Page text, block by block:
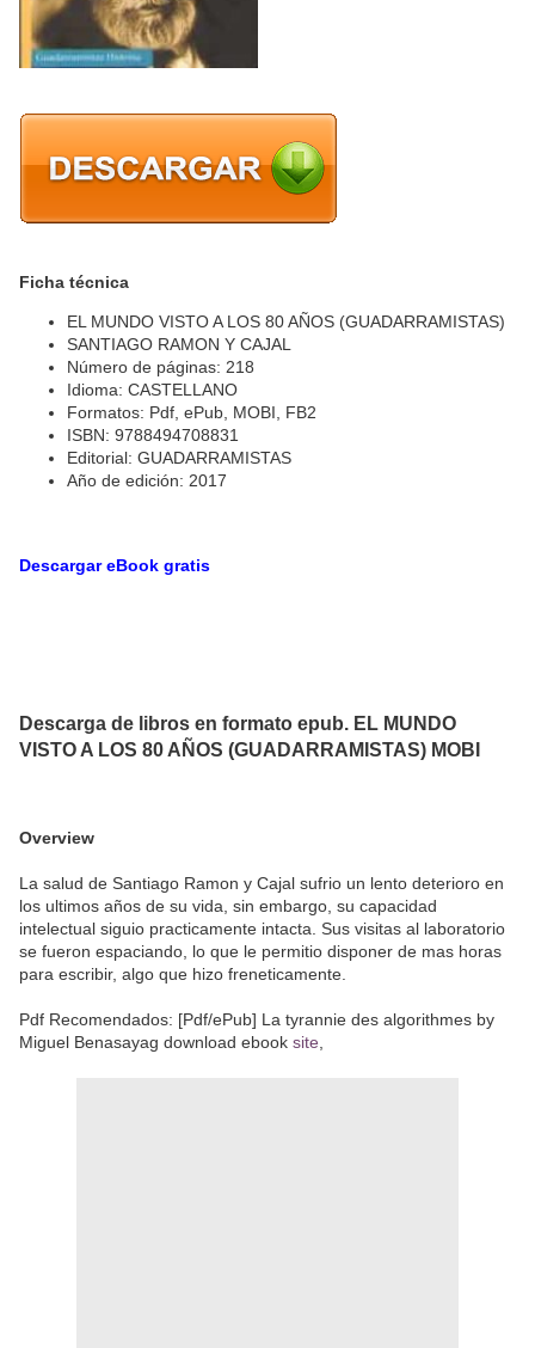
Ficha técnica
EL MUNDO VISTO A LOS 80 AÑOS (GUADARRAMISTAS)
SANTIAGO RAMON Y CAJAL
Número de páginas: 218
Idioma: CASTELLANO
Formatos: Pdf, ePub, MOBI, FB2
ISBN: 9788494708831
Editorial: GUADARRAMISTAS
Año de edición: 2017
Descargar eBook gratis
Descarga de libros en formato epub. EL MUNDO
VISTO A LOS 80 AÑOS (GUADARRAMISTAS) MOBI
Overview
La salud de Santiago Ramon y Cajal sufrio un lento deterioro en
los ultimos años de su vida, sin embargo, su capacidad
intelectual siguio practicamente intacta. Sus visitas al laboratorio
se fueron espaciando, lo que le permitio disponer de mas horas
para escribir, algo que hizo freneticamente.
Pdf Recomendados: [Pdf/ePub] La tyrannie des algorithmes by
Miguel Benasayag download ebook site